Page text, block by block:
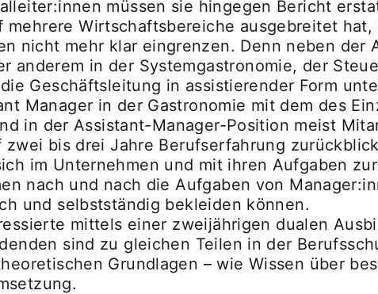
müssen sie hingegen Bericht
Wirtschaftsbereiche ausgebreitet
nicht mehr klar eingrenzen. Denn neben der
anderem in der Systemgastronomie, der
Geschäftsleitung in assistierender Form
Manager in der Gastronomie mit dem des
in der Assistant-Manager-Position meist
bis drei Jahre Berufserfahrung
im Unternehmen und mit ihren Aufgaben
nach und nach die Aufgaben von
und selbstständig bekleiden können.
mittels einer zweijährigen dualen
sind zu gleichen Teilen in der
Grundlagen – wie Wissen über